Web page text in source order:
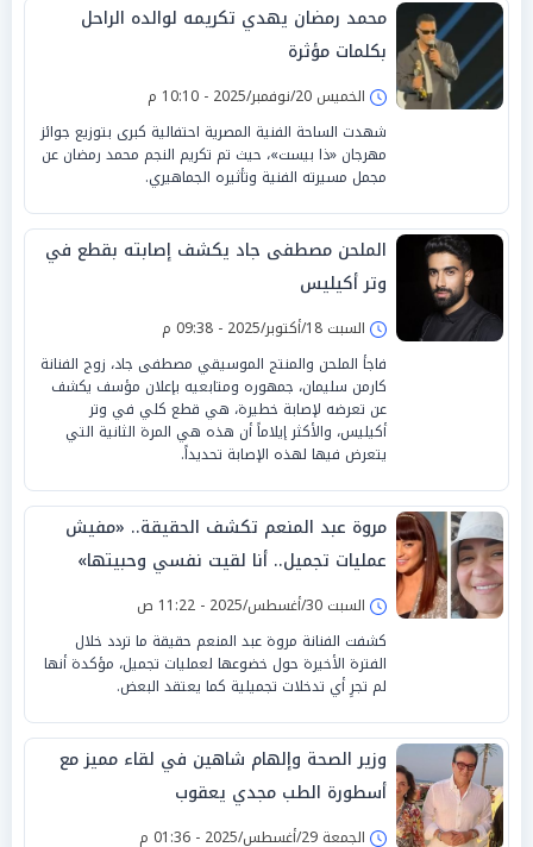
محمد رمضان يهدي تكريمه لوالده الراحل
بكلمات مؤثرة
الخميس 20/نوفمبر/2025 - 10:10 م
شهدت الساحة الفنية المصرية احتفالية كبرى بتوزيع جوائز
مهرجان «ذا بيست»، حيث تم تكريم النجم محمد رمضان عن
مجمل مسيرته الفنية وتأثيره الجماهيري.
الملحن مصطفى جاد يكشف إصابته بقطع في
وتر أكيليس
السبت 18/أكتوبر/2025 - 09:38 م
فاجأ الملحن والمنتج الموسيقي مصطفى جاد، زوج الفنانة
كارمن سليمان، جمهوره ومتابعيه بإعلان مؤسف يكشف
عن تعرضه لإصابة خطيرة، هي قطع كلي في وتر
أكيليس، والأكثر إيلاماً أن هذه هي المرة الثانية التي
يتعرض فيها لهذه الإصابة تحديداً.
مروة عبد المنعم تكشف الحقيقة.. «مفيش
عمليات تجميل.. أنا لقيت نفسي وحبيتها»
السبت 30/أغسطس/2025 - 11:22 ص
كشفت الفنانة مروة عبد المنعم حقيقة ما تردد خلال
الفترة الأخيرة حول خضوعها لعمليات تجميل، مؤكدة أنها
لم تجرِ أي تدخلات تجميلية كما يعتقد البعض.
وزير الصحة وإلهام شاهين في لقاء مميز مع
أسطورة الطب مجدي يعقوب
الجمعة 29/أغسطس/2025 - 01:36 م